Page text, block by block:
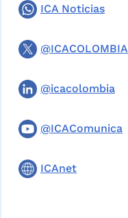
ICA Noticias
@ICACOLOMBIA
@icacolombia
@ICAComunica
ICAnet